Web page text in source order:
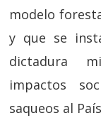
modelo
y que se
dictadura
impactos
saqueos al